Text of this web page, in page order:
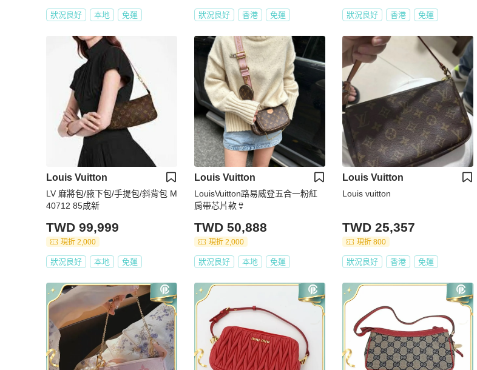
狀況良好 本地 免運 狀況良好 香港 免運 狀況良好 香港 免運
Louis Vuitton
LV 麻將包/腋下包/手提包/斜背包 M
40712 85成新
TWD 99,999
現折 2,000
狀況良好 本地 免運
Louis Vuitton
LouisVuitton路易威登五合一粉紅
肩帶芯片款👙
TWD 50,888
現折 2,000
狀況良好 本地 免運
Louis Vuitton
Louis vuitton
TWD 25,357
現折 800
狀況良好 香港 免運